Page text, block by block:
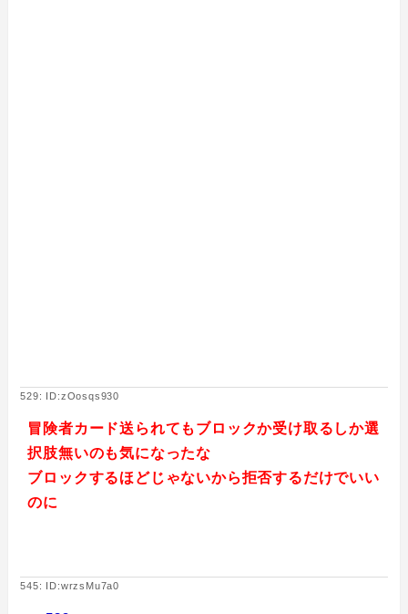
529: ID:zOosqs930
冒険者カード送られてもブロックか受け取るしか選
択肢無いのも気になったな
ブロックするほどじゃないから拒否するだけでいい
のに
545: ID:wrzsMu7a0